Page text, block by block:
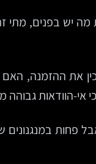
יש בפנים, מתי
את ההזמנה,
הוודאות גבוהה
במנגנונים